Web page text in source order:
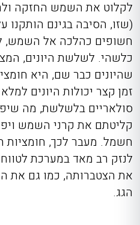
לקלוט את השמש החזקה
(שזו, הסיבה בגינם הותקנו
חשופים כהלכה אל השמש,
כלשהי. לשלשת היונים,
שהיונים כבר שם, היא
זמן קצר יכולות היונים
סולאריים בלשלשת, מה
קליטתם את קרני השמש
חשמל. מעבר לכך,
לנזק רב מאד במערכת
את הצטברותה, כמו גם את
הגג.